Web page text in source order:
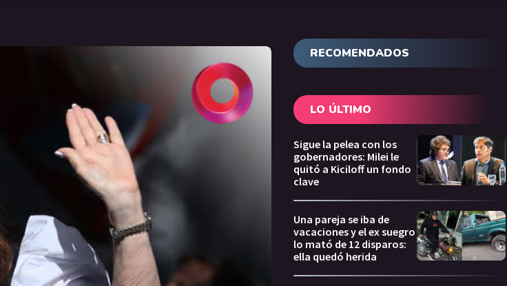
RECOMENDADOS
LO ÚLTIMO
Sigue la pelea con los
gobernadores: Milei le
quitó a Kiciloff un fondo
clave
Una pareja se iba de
vacaciones y el ex suegro
lo mató de 12 disparos:
ella quedó herida